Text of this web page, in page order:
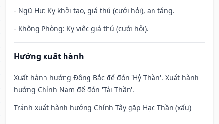
- Ngũ Hư: Kỵ khởi tạo, giá thú (cưới hỏi), an táng.
- Không Phòng: Kỵ việc giá thú (cưới hỏi).
Hướng xuất hành
Xuất hành hướng Đông Bắc để đón 'Hỷ Thần'. Xuất hành
hướng Chính Nam để đón 'Tài Thần'.
Tránh xuất hành hướng Chính Tây gặp Hạc Thần (xấu)